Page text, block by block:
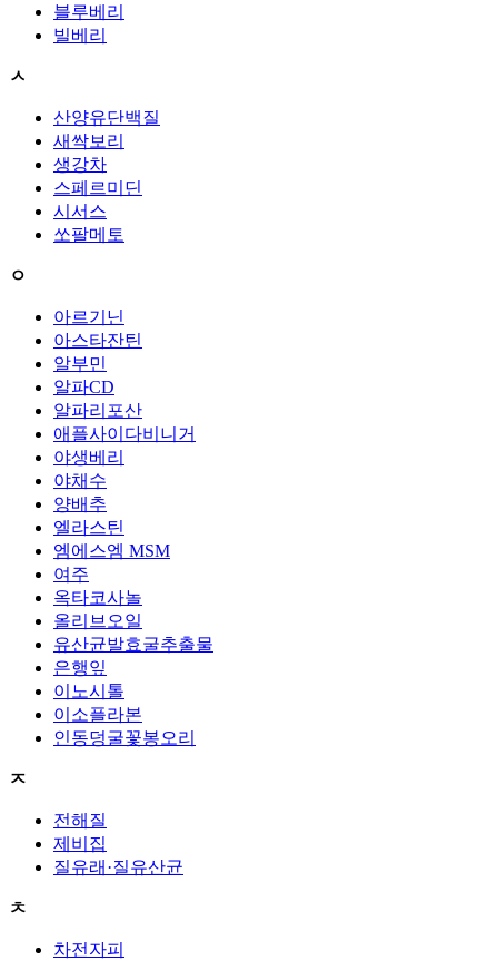
블루베리
빌베리
ㅅ
산양유단백질
새싹보리
생강차
스페르미딘
시서스
쏘팔메토
ㅇ
아르기닌
아스타잔틴
알부민
알파CD
알파리포산
애플사이다비니거
야생베리
야채수
양배추
엘라스틴
엠에스엠 MSM
여주
옥타코사놀
올리브오일
유산균발효굴추출물
은행잎
이노시톨
이소플라본
인동덩굴꽃봉오리
ㅈ
전해질
제비집
질유래·질유산균
ㅊ
차전자피